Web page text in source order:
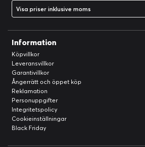
Visa priser inklusive moms
Information
Köpvillkor
Leveransvillkor
Garantivillkor
Ångerrätt och öppet köp
Reklamation
Personuppgifter
Integritetspolicy
Cookieinställningar
Black Friday